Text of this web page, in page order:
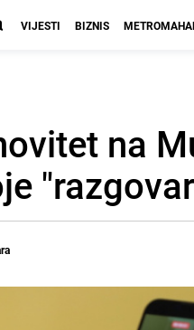
VIJESTI BIZNIS
na